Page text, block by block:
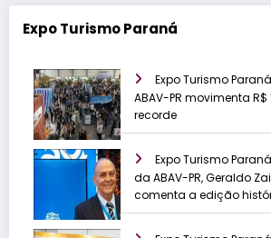
Expo Turismo Paraná
Expo Turismo
ABAV-PR movimenta
recorde
Expo Turismo
da ABAV-PR, Geraldo
comenta a edição